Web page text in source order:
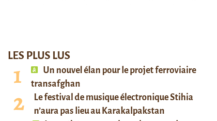
LES PLUS LUS
Un nouvel élan pour le projet ferroviaire
transafghan
Le festival de musique électronique Stihia
n’aura pas lieu au Karakalpakstan